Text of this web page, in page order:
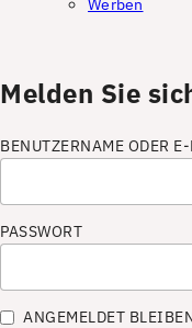
Werben
Melden Sie
BENUTZERNAME ODER
PASSWORT
ANGEMELDET